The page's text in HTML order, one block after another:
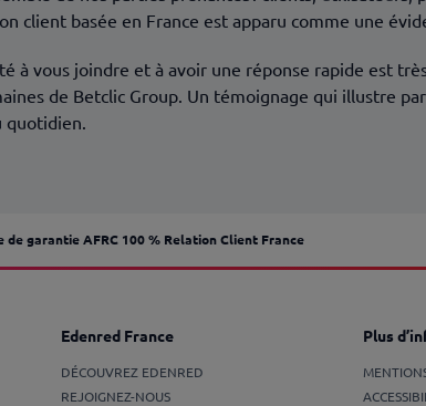
client basée en France est apparu comme une
à vous joindre et à avoir une réponse rapide est
de Betclic Group. Un témoignage qui illustre
quotidien.
de garantie AFRC 100 % Relation Client France
Edenred France
DÉCOUVREZ EDENRED
REJOIGNEZ-NOUS
Plus